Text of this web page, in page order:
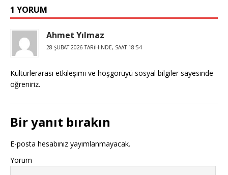
1 YORUM
Ahmet Yılmaz
28 ŞUBAT 2026 TARIHINDE, SAAT 18:54
Kültürlerarası etkileşimi ve hoşgörüyü sosyal bilgiler sayesinde
öğreniriz.
Bir yanıt bırakın
E-posta hesabınız yayımlanmayacak.
Yorum